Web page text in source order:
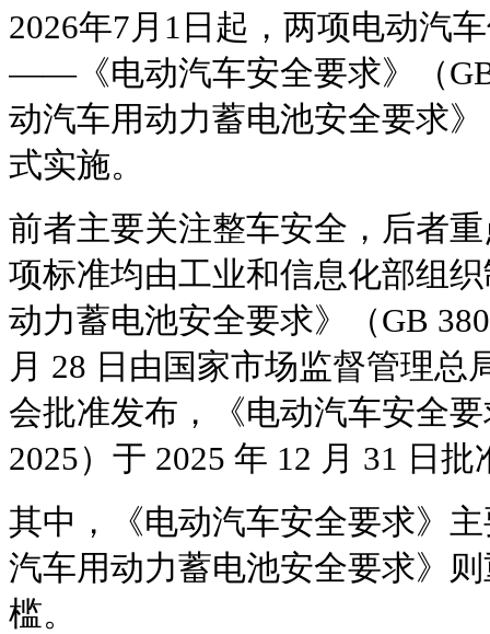
2026年7月1日起，两项电动汽
——《电动汽车安全要求》（
动汽车用动力蓄电池安全要求
式实施。
前者主要关注整车安全，后者
项标准均由工业和信息化部组
动力蓄电池安全要求》（GB
月 28 日由国家市场监督管理总
会批准发布，《电动汽车安全
2025）于 2025 年 12 月 31 日批
其中，《电动汽车安全要求》
汽车用动力蓄电池安全要求》
槛。